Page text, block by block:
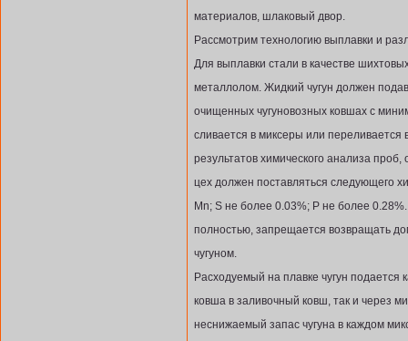
материалов, шлаковый двор.
Рассмотрим технологию выплавки и
Для выплавки стали в качестве
металлолом. Жидкий чугун должен
очищенных чугуновозных ковшах с
сливается в миксеры или
результатов химического анализа
цех должен поставляться следующего
Mn; S не более 0.03%; P не более
полностью, запрещается возвращать
чугуном.
Расходуемый на плавке чугун подается
ковша в заливочный ковш, так и через
неснижаемый запас чугуна в каждом